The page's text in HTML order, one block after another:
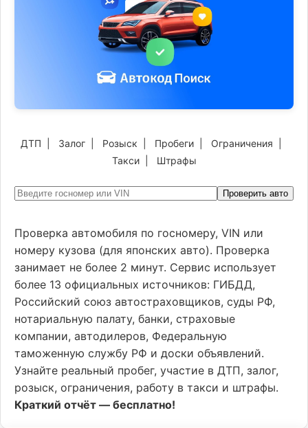
ДТП Залог Розыск Пробеги Ограничения
Такси| Штрафы
Проверить авто
Проверка автомобиля по госномеру, VIN или
номеру кузова (для японских авто). Проверка
занимает не более 2 минут. Сервис использует
более 13 официальных источников: ГИБДД,
Российский союз автостраховщиков, суды РФ,
нотариальную палату, банки, страховые
компании, автодилеров, Федеральную
таможенную службу РФ и доски объявлений.
Узнайте реальный пробег, участие в ДТП, залог,
розыск, ограничения, работу в такси и штрафы.
Краткий отчёт — бесплатно!